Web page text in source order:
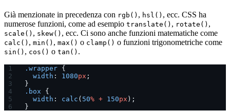
Già menzionate in precedenza con rgb() , hsl() , ecc. CSS ha
numerose funzioni, come ad esempio translate() , rotate() ,
scale() , skew() , ecc. Ci sono anche funzioni matematiche come
calc() , min() , max() o clamp() o funzioni trigonometriche come
sin() , cos() o tan() .
.wrapper {
  width
: 1080px ;
}
.box {
  width
: calc ( 50% + 150px );
}